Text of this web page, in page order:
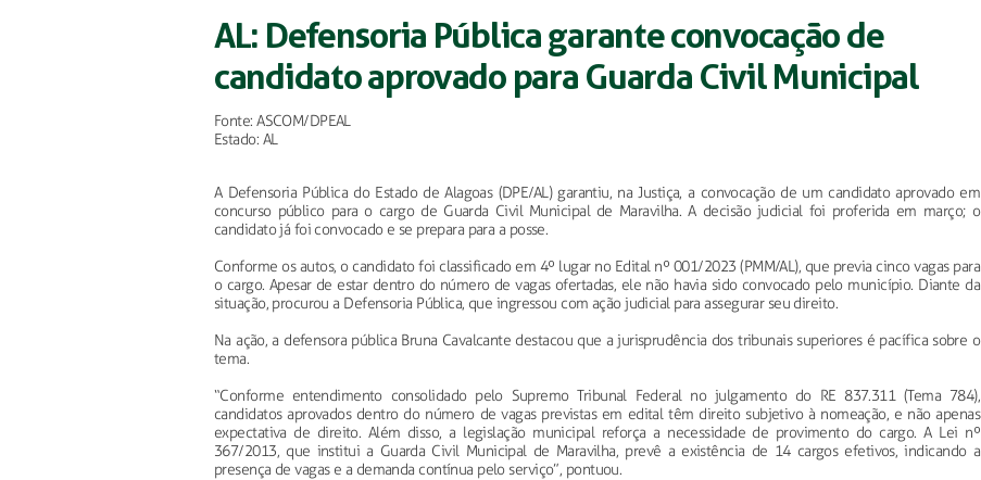
AL: Defensoria Pública garante convocação de
candidato aprovado para Guarda Civil Municipal
Fonte: ASCOM/DPEAL
Estado: AL
A Defensoria Pública do Estado de Alagoas (DPE/AL) garantiu, na Justiça, a convocação de um candidato aprovado em
concurso público para o cargo de Guarda Civil Municipal de Maravilha. A decisão judicial foi proferida em março; o
candidato já foi convocado e se prepara para a posse.
Conforme os autos, o candidato foi classificado em 4º lugar no Edital nº 001/2023 (PMM/AL), que previa cinco vagas para
o cargo. Apesar de estar dentro do número de vagas ofertadas, ele não havia sido convocado pelo município. Diante da
situação, procurou a Defensoria Pública, que ingressou com ação judicial para assegurar seu direito.
Na ação, a defensora pública Bruna Cavalcante destacou que a jurisprudência dos tribunais superiores é pacífica sobre o
tema.
“Conforme entendimento consolidado pelo Supremo Tribunal Federal no julgamento do RE 837.311 (Tema 784),
candidatos aprovados dentro do número de vagas previstas em edital têm direito subjetivo à nomeação, e não apenas
expectativa de direito. Além disso, a legislação municipal reforça a necessidade de provimento do cargo. A Lei nº
367/2013, que institui a Guarda Civil Municipal de Maravilha, prevê a existência de 14 cargos efetivos, indicando a
presença de vagas e a demanda contínua pelo serviço”, pontuou.